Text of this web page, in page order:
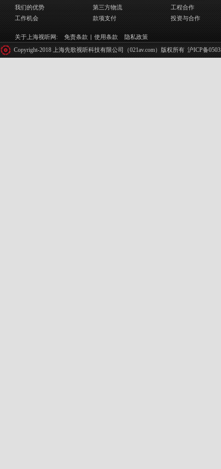
我们的优势
工作机会
第三方物流
款项支付
工程合作
投资与合作
关于上海视听网: 免责条款 使用条款
隐私政策
Copyright-2018 上海先歌视听科技有限公司（021av.com）版权所有 沪ICP备